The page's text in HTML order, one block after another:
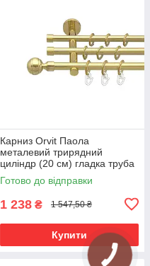
Карниз Orvit Паола
металевий трирядний
циліндр (20 см) гладка труба
кільце металеве Золото
16\16\16 мм 200 см (00-
Готово до відправки
1 238 ₴ 1 547,50 ₴
Купити